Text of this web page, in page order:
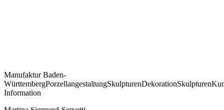
Manufaktur Baden-
WürttembergPorzellangestaltungSkulpturenDekorationSkulpturen
Information